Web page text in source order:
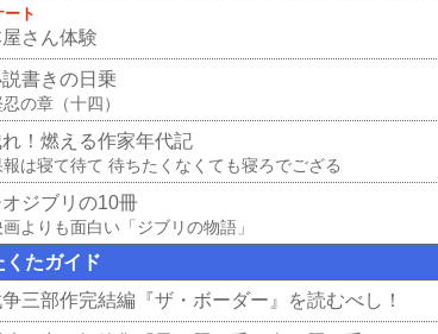
ト
さん体験
書きの日乗
の章（十四）
！燃える作家年代記
報は寝て待て 待ちたくなくても寝ろでござる
ジブリの10冊
よりも面白い「ジブリの物語」
くたガイド
三部作完結編『ザ・ボーダー』を読むべし！